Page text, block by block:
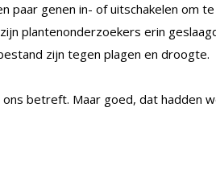
paar genen in- of uitschakelen om
plantenonderzoekers erin
zijn tegen plagen en droogte.
betreft. Maar goed, dat hadden